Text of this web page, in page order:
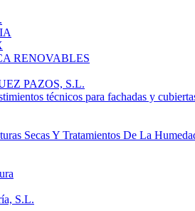
RENOVABLES
PAZOS, S.L.
técnicos para fachadas y
Secas Y Tratamientos De La
S.L.